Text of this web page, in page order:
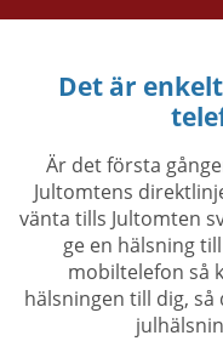
Det är
Är det första
Jultomtens
vänta tills Jultomten
ge en hälsning
mobiltelefon så
hälsningen till dig,